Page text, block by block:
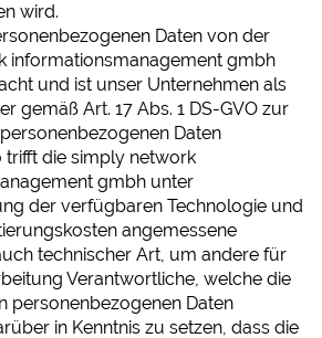
wird.
Daten von der
informationsmanagement gmbh
und ist unser Unternehmen als
gemäß Art. 17 Abs. 1 DS-GVO zur
Daten
trifft die simply network
gmbh unter
der verfügbaren Technologie und
angemessene
technischer Art, um andere für
Verantwortliche, welche die
personenbezogenen Daten
in Kenntnis zu setzen, dass die